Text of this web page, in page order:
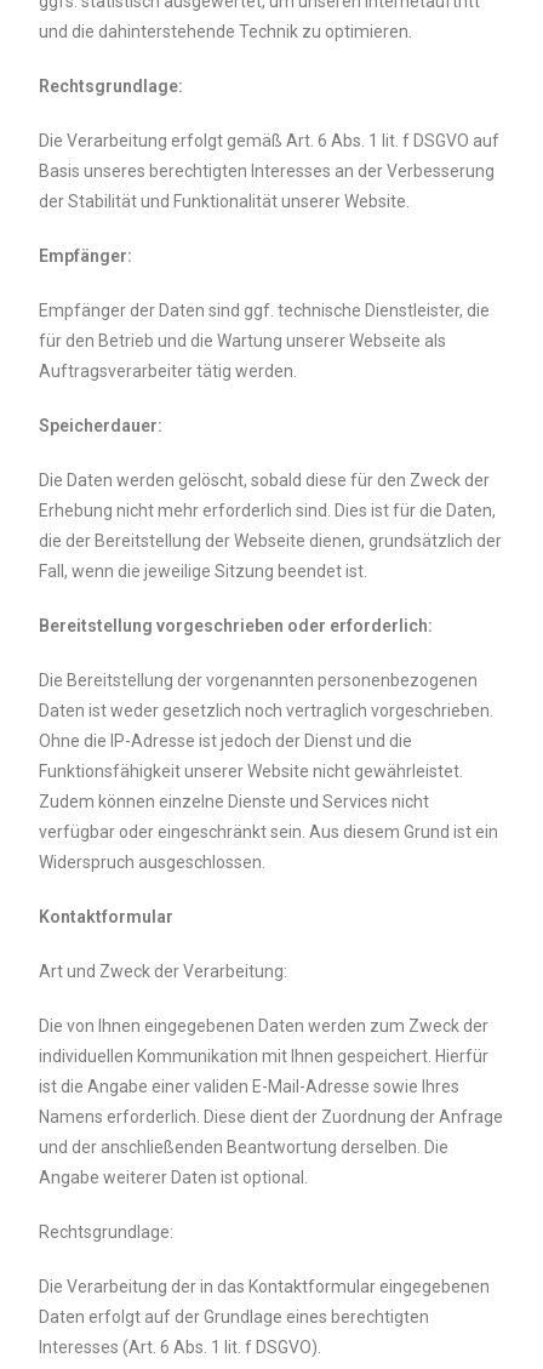
und die dahinterstehende Technik zu optimieren.
Rechtsgrundlage:
Die Verarbeitung erfolgt gemäß Art. 6 Abs. 1 lit. f DSGVO auf
Basis unseres berechtigten Interesses an der Verbesserung
der Stabilität und Funktionalität unserer Website.
Empfänger:
Empfänger der Daten sind ggf. technische Dienstleister, die
für den Betrieb und die Wartung unserer Webseite als
Auftragsverarbeiter tätig werden.
Speicherdauer:
Die Daten werden gelöscht, sobald diese für den Zweck der
Erhebung nicht mehr erforderlich sind. Dies ist für die Daten,
die der Bereitstellung der Webseite dienen, grundsätzlich der
Fall, wenn die jeweilige Sitzung beendet ist.
Bereitstellung vorgeschrieben oder erforderlich:
Die Bereitstellung der vorgenannten personenbezogenen
Daten ist weder gesetzlich noch vertraglich vorgeschrieben.
Ohne die IP-Adresse ist jedoch der Dienst und die
Funktionsfähigkeit unserer Website nicht gewährleistet.
Zudem können einzelne Dienste und Services nicht
verfügbar oder eingeschränkt sein. Aus diesem Grund ist ein
Widerspruch ausgeschlossen.
Kontaktformular
Art und Zweck der Verarbeitung:
Die von Ihnen eingegebenen Daten werden zum Zweck der
individuellen Kommunikation mit Ihnen gespeichert. Hierfür
ist die Angabe einer validen E-Mail-Adresse sowie Ihres
Namens erforderlich. Diese dient der Zuordnung der Anfrage
und der anschließenden Beantwortung derselben. Die
Angabe weiterer Daten ist optional.
Rechtsgrundlage:
Die Verarbeitung der in das Kontaktformular eingegebenen
Daten erfolgt auf der Grundlage eines berechtigten
Interesses (Art. 6 Abs. 1 lit. f DSGVO).